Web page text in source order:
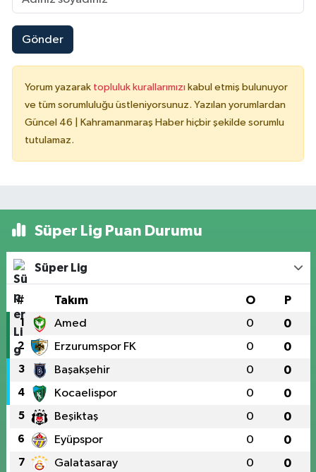
Gönder
Yorum yazarak topluluk kurallarımızı kabul etmiş bulunuyor
ve tüm sorumluluğu üstleniyorsunuz. Yazılan yorumlardan
Güncel 46 | Kahramanmaraş Haber hiçbir şekilde sorumlu
tutulamaz.
Süper Lig Puan Durumu
Süper Lig
# Takım O P
1 Amed 0 0
2 Erzurumspor FK 0 0
3 Başakşehir 0 0
4 Kocaelispor 0 0
5 Beşiktaş 0 0
6 Eyüpspor 0 0
7 Galatasaray 0 0